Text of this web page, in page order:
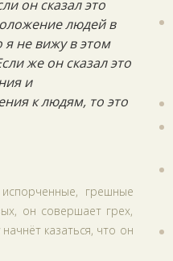
он сказал это
людей в
я не вижу в этом
же он сказал это
и
к людям, то это
грешные
он совершает грех,
казаться, что он